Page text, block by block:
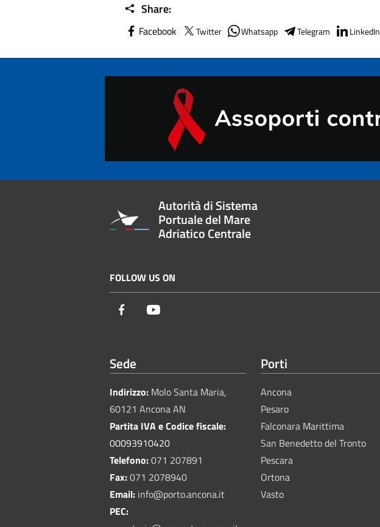
Share:
Facebook Twitter Whatsapp Telegram LinkedIn
Autorità di Sistema
Portuale del Mare
Adriatico Centrale
FOLLOW US ON
Facebook
Sede
Indirizzo: Molo Santa Maria,
60121 Ancona AN
Partita IVA e Codice fiscale:
00093910420
Telefono:071 207891
Fax:071 2078940
Email: info@porto.ancona.it
PEC:
Porti
Ancona
Pesaro
Falconara Marittima
San Benedetto del Tronto
Pescara
Ortona
Vasto